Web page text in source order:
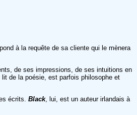
à la requête de sa cliente qui le mènera
de ses impressions, de ses intuitions en
de la poésie, est parfois philosophe et
écrits. Black, lui, est un auteur irlandais à